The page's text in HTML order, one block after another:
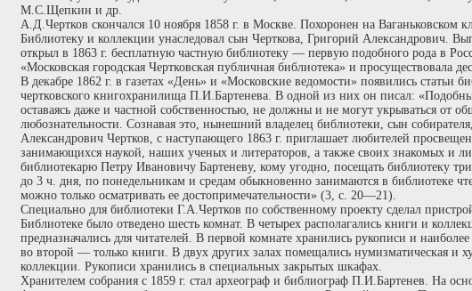
М.С.Щепкин и др.
А.Д.Чертков скончался 10 ноября 1858 г. в Москве. Похоронен на Ваганьковском
Библиотеку и коллекции унаследовал сын Черткова, Григорий Александрович.
открыл в 1863 г. бесплатную частную библиотеку — первую подобного рода в
«Московская городская Чертковская публичная библиотека» и просуществовала
В декабре 1862 г. в газетах «День» и «Московские ведомости» появились статьи
чертковского книгохранилища П.И.Бартенева. В одной из них он писал:
оставаясь даже и частной собственностью, не должны и не могут укрываться от
любознательности. Сознавая это, нынешний владелец библиотеки, сын
Александрович Чертков, с наступающего 1863 г. приглашает любителей
занимающихся наукой, наших ученых и литераторов, а также своих знакомых и
библиотекарю Петру Ивановичу Бартеневу, кому угодно, посещать библиотеку
до 3 ч. дня, по понедельникам и средам обыкновенно занимаются в библиотеке
можно только осматривать ее достопримечательности» (3, с. 20—21).
Специально для библиотеки Г.А.Чертков по собственному проекту сделал
Библиотеке было отведено шесть комнат. В четырех располагались книги и
предназначались для читателей. В первой комнате хранились рукописи и
во второй — только книги. В двух других залах помещались нумизматическая и
коллекции. Рукописи хранились в специальных закрытых шкафах.
Хранителем собрания с 1859 г. стал археограф и библиограф П.И.Бартенев. На